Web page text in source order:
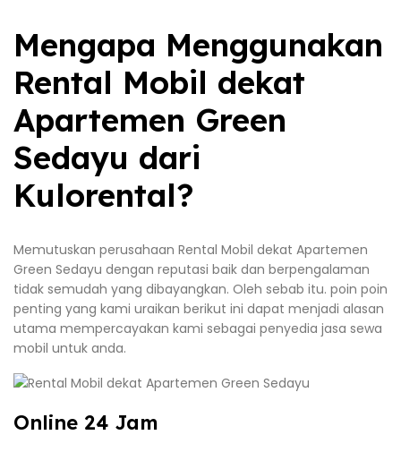
Mengapa Menggunakan
Rental Mobil dekat
Apartemen Green
Sedayu dari
Kulorental?
Memutuskan perusahaan Rental Mobil dekat Apartemen
Green Sedayu dengan reputasi baik dan berpengalaman
tidak semudah yang dibayangkan. Oleh sebab itu. poin poin
penting yang kami uraikan berikut ini dapat menjadi alasan
utama mempercayakan kami sebagai penyedia jasa sewa
mobil untuk anda.
Online 24 Jam